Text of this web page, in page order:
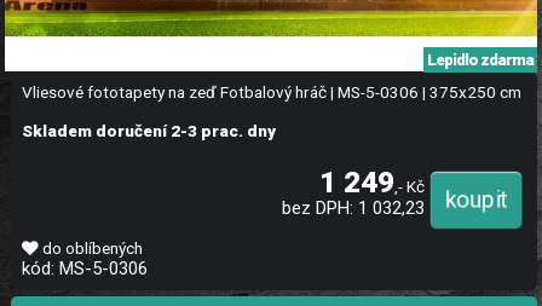
Vliesové fototapety na zeď Fotbalový hráč | MS-5-0306 | 375x250 cm
Lepidlo zdarma
Skladem doručení 2-3 prac. dny
1 249,- Kč
bez DPH: 1 032,23
do oblíbených
kód: MS-5-0306